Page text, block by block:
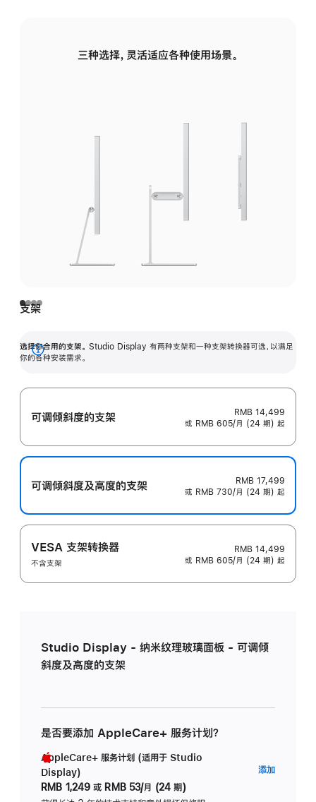
三种选择，灵活适应各种使用场景。
支架
选择你合用的支架。 Studio Display 有两种支架和一种支架转换器可选，以满足
你的各种安装需求。
展
可调倾斜度的支架
RMB 14,499
或 RMB 605/月 (24 期) 起
可调倾斜度及高‍度的支‍架
RMB 17,499
或 RMB 730/月 (24 期) 起
VESA 支架转换器
不含支架
RMB 14,499
或 RMB 605/月 (24 期) 起
Studio Display - 纳米纹理玻璃面板 - 可调倾
斜度及高度的支架
是否要添加 AppleCare+ 服务计划？
AppleCare+ 服务计划 (适用于 Studio
Display)
RMB 1,249 或 RMB 53/月 (24 期)
添加